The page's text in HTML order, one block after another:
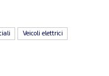
Veicoli elettrici